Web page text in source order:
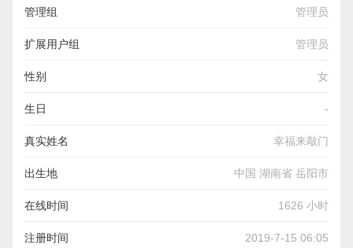
管理组 管理员
扩展用户组 管理员
性别 女
生日 -
真实姓名 幸福来敲门
出生地 中国 湖南省 岳阳市
在线时间 1626 小时
注册时间 2019-7-15 06:05